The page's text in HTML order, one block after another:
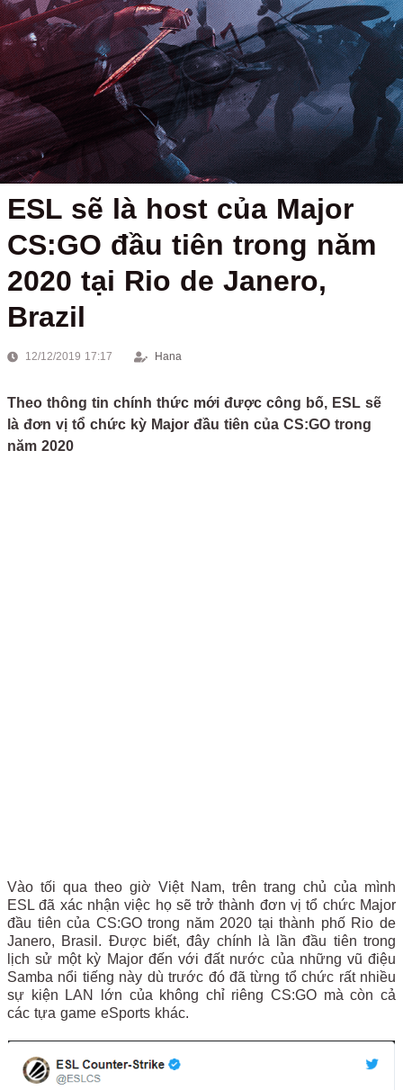
ESL sẽ là host của Major
CS:GO đầu tiên trong năm
2020 tại Rio de Janero,
Brazil
12/12/2019 17:17 Hana
Theo thông tin chính thức mới được công bố, ESL sẽ
là đơn vị tổ chức kỳ Major đầu tiên của CS:GO trong
năm 2020
Vào tối qua theo giờ Việt Nam, trên trang chủ của mình
ESL đã xác nhận việc họ sẽ trở thành đơn vị tổ chức Major
đầu tiên của CS:GO trong năm 2020 tại thành phố Rio de
Janero, Brasil. Được biết, đây chính là lần đầu tiên trong
lịch sử một kỳ Major đến với đất nước của những vũ điệu
Samba nổi tiếng này dù trước đó đã từng tổ chức rất nhiều
sự kiện LAN lớn của không chỉ riêng CS:GO mà còn cả
các tựa game eSports khác.